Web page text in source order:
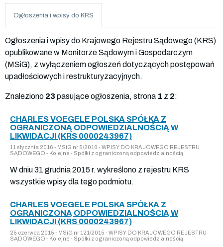
Ogłoszenia i wpisy do KRS
Ogłoszenia i wpisy do Krajowego Rejestru Sądowego (KRS)
opublikowane w Monitorze Sądowym i Gospodarczym
(MSiG), z wyłączeniem ogłoszeń dotyczących postępowań
upadłościowych i restrukturyzacyjnych.
Znaleziono 23 pasujące ogłoszenia, strona 1 z 2:
CHARLES VOEGELE POLSKA SPÓŁKA Z
OGRANICZONĄ ODPOWIEDZIALNOŚCIĄ W
LIKWIDACJI (KRS 0000243967)
11 stycznia 2016 - MSiG nr 5/2016 - WPISY DO KRAJOWEGO REJESTRU
SĄDOWEGO - Kolejne - Spółki z ograniczoną odpowiedzialnością
W dniu 31 grudnia 2015 r. wykreślono z rejestru KRS
wszystkie wpisy dla tego podmiotu.
CHARLES VOEGELE POLSKA SPÓŁKA Z
OGRANICZONĄ ODPOWIEDZIALNOŚCIĄ W
LIKWIDACJI (KRS 0000243967)
25 czerwca 2015 - MSiG nr 121/2015 - WPISY DO KRAJOWEGO REJESTRU
SĄDOWEGO - Kolejne - Spółki z ograniczoną odpowiedzialnością